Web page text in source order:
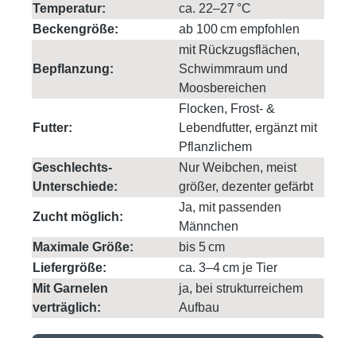
Temperatur:
ca. 22–27 °C
Beckengröße:
ab 100 cm empfohlen
Bepflanzung:
mit Rückzugsflächen,
Schwimmraum und
Moosbereichen
Futter:
Flocken, Frost- &
Lebendfutter, ergänzt mit
Pflanzlichem
Geschlechts-
Unterschiede:
Nur Weibchen, meist
größer, dezenter gefärbt
Zucht möglich:
Ja, mit passenden
Männchen
Maximale Größe:
bis 5 cm
Liefergröße:
ca. 3–4 cm je Tier
Mit Garnelen
verträglich:
ja, bei strukturreichem
Aufbau